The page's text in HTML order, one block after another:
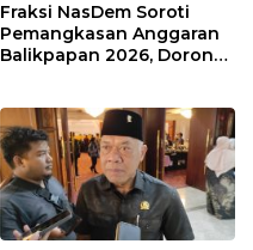
Fraksi NasDem Soroti
Pemangkasan Anggaran
Balikpapan 2026, Dorong